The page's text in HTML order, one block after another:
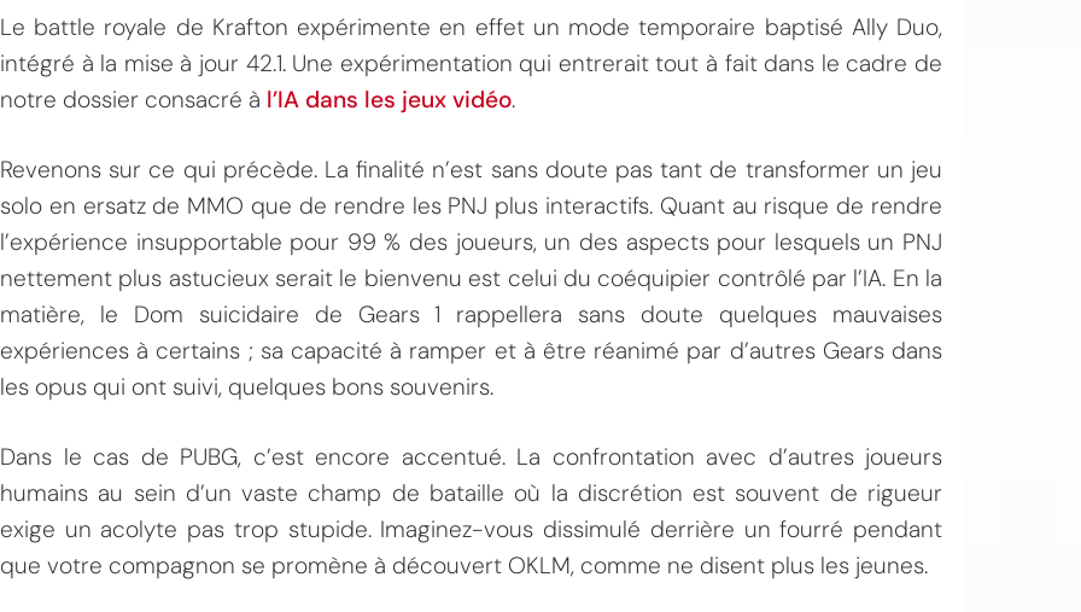
Le battle royale de Krafton expérimente en effet un mode temporaire baptisé Ally Duo,
intégré à la mise à jour 42.1. Une expérimentation qui entrerait tout à fait dans le cadre de
notre dossier consacré à l’IA dans les jeux vidéo.
Revenons sur ce qui précède. La finalité n’est sans doute pas tant de transformer un jeu
solo en ersatz de MMO que de rendre les PNJ plus interactifs. Quant au risque de rendre
l’expérience insupportable pour 99 % des joueurs, un des aspects pour lesquels un PNJ
nettement plus astucieux serait le bienvenu est celui du coéquipier contrôlé par l’IA. En la
matière, le Dom suicidaire de Gears 1 rappellera sans doute quelques mauvaises
expériences à certains ; sa capacité à ramper et à être réanimé par d’autres Gears dans
les opus qui ont suivi, quelques bons souvenirs.
Dans le cas de PUBG, c’est encore accentué. La confrontation avec d’autres joueurs
humains au sein d’un vaste champ de bataille où la discrétion est souvent de rigueur
exige un acolyte pas trop stupide. Imaginez-vous dissimulé derrière un fourré pendant
que votre compagnon se promène à découvert OKLM, comme ne disent plus les jeunes.